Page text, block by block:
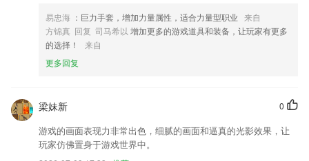
易忠海 ：巨力手套，增加力量属性，适合力量型职业 来自
方锦真 回复 司马希以 增加更多的游戏道具和装备，让玩家有更多
的选择！
来自
更多回复
0
梁妹新
游戏的画面表现力非常出色，细腻的画面和逼真的光影效果，让
玩家仿佛置身于游戏世界中。